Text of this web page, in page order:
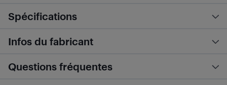
Spécifications
Infos du fabricant
Questions fréquentes